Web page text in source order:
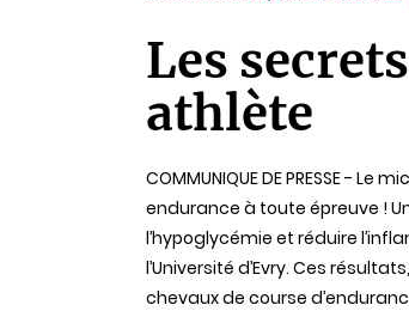
Les
athlète
COMMUNIQUE DE PRESSE -
endurance à toute épreuve !
l’hypoglycémie et réduire
l’Université d’Evry. Ces
chevaux de course